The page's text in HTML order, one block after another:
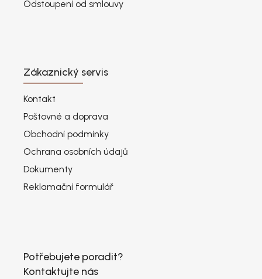
Odstoupení od smlouvy
Zákaznický servis
Kontakt
Poštovné a doprava
Obchodní podmínky
Ochrana osobních údajů
Dokumenty
Reklamační formulář
Potřebujete poradit?
Kontaktujte nás